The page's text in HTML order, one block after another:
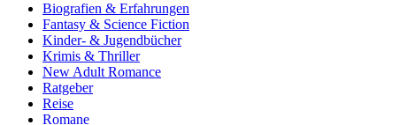
Biografien & Erfahrungen
Fantasy & Science Fiction
Kinder- & Jugendbücher
Krimis & Thriller
New Adult Romance
Ratgeber
Reise
Romane